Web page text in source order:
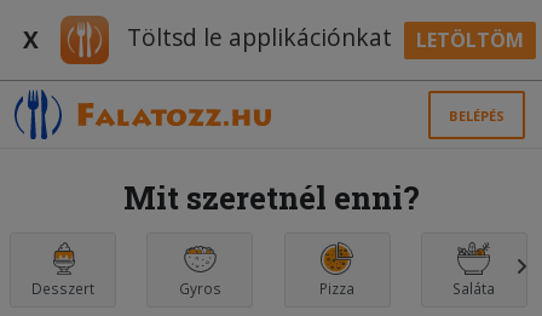
X Töltsd le applikációnkat LETÖLTÖM
BELÉPÉS
Mit szeretnél enni?
Desszert Gyros Pizza Saláta